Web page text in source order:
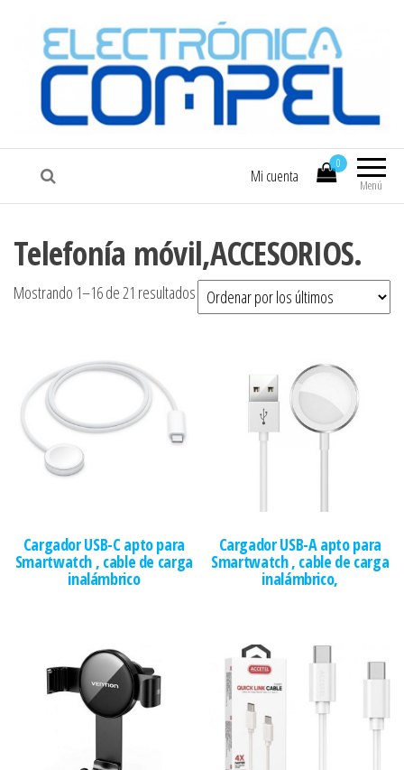
COMPEL Electrónica COMPEL
Menú
0
Mi cuenta
Telefonía móvil,ACCESORIOS.
Mostrando 1–16 de 21 resultados Ordenado por los últimos
Cargador USB​-​C apto para
Smartwatch , cable de carga
inalámbrico
Cargador USB​-​A​ apto para
Smartwatch , cable de carga
inalámbrico,